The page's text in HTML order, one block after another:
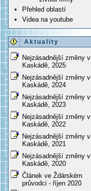
Přehled oblastí
Videa na youtube
Aktuality
Nejzásadnější změny v
Kaskádě, 2025
Nejzásadnější změny v
Kaskádě, 2024
Nejzásadnější změny v
Kaskádě, 2023
Nejzásadnější změny v
Kaskádě, 2022
Nejzásadnější změny v
Kaskádě, 2021
Nejzásadnější změny v
Kaskádě, 2020
Článek ve Ždárském
průvodci - říjen 2020